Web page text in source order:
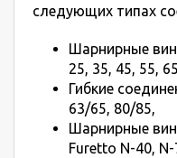
следующих типах
Шарнирные
25, 35, 45, 55, 65
Гибкие
63/65, 80/85,
Шарнирные
Furetto N-40, N-